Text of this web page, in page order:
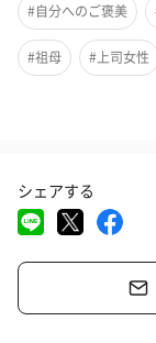
#自分へのご褒美
#祖母 #上司女性
#80代 #90代
シェアする